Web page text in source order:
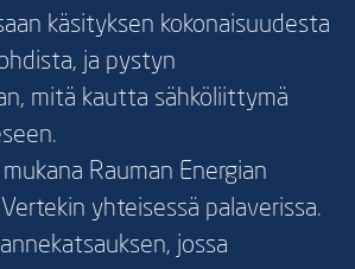
käsityksen kokonaisuudesta
ja pystyn
mitä kautta sähköliittymä
Rauman Energian
yhteisessä palaverissa.
jossa